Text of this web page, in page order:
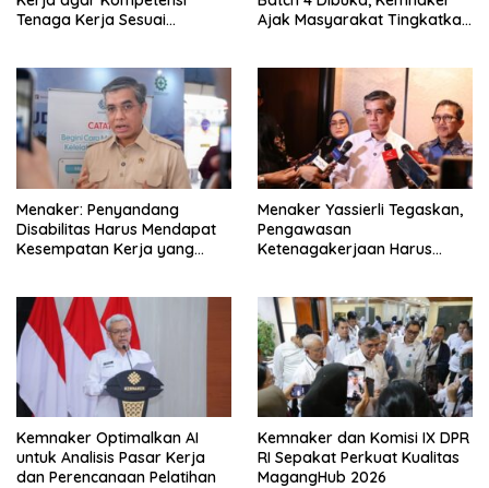
Tenaga Kerja Sesuai
Ajak Masyarakat Tingkatkan
Menaker: Penyandang
Disabilitas Harus Mendapat
Kesempatan Kerja yang
Menaker Yassierli Tegaskan,
Pengawasan
Ketenagakerjaan Harus
Kemnaker Optimalkan AI
untuk Analisis Pasar Kerja
dan Perencanaan Pelatihan
Kemnaker dan Komisi IX DPR
RI Sepakat Perkuat Kualitas
MagangHub 2026